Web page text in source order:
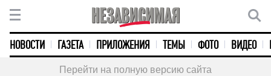
НОВОСТИ ГАЗЕТА ПРИЛОЖЕНИЯ ТЕМЫ ФОТО ВИДЕО
Перейти на полную версию сайта